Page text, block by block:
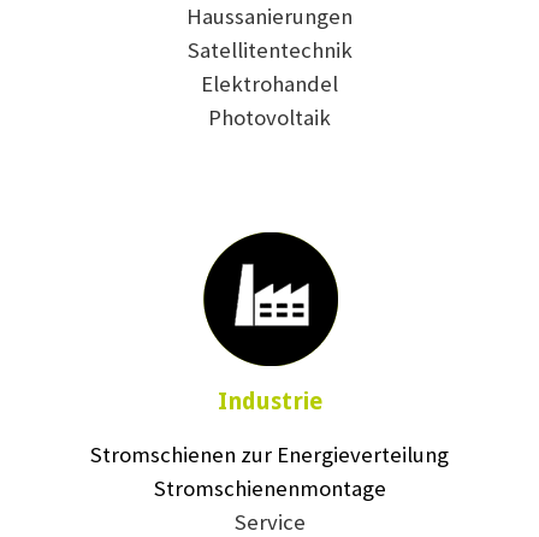
Haussanierungen
Satellitentechnik
Elektrohandel
Photovoltaik
Industrie
Stromschienen zur Energieverteilung
Stromschienenmontage
Service